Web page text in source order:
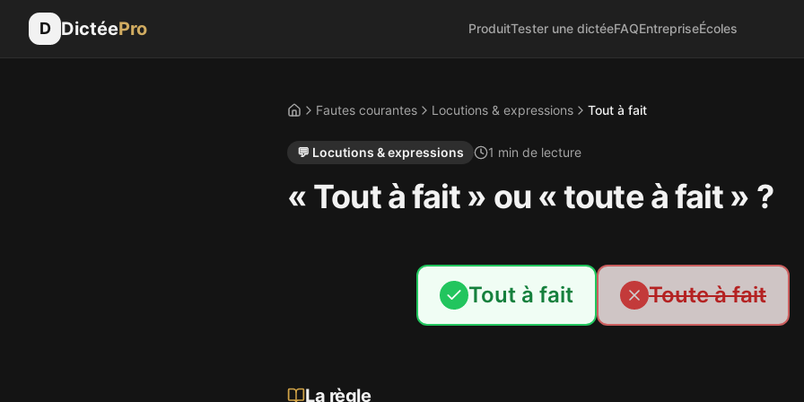
D DictéePro ProduitTester une dictéeFAQEntrepriseÉcoles
AccueilFautes courantes Locutions & expressions Tout à fait
💬 Locutions & expressions 1 min de lecture
« Tout à fait » ou « toute à fait » ?
Tout à fait Toute à fait
La règle